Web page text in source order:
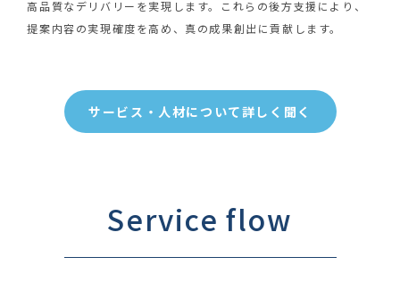
高品質なデリバリーを実現します。これらの後方支援により、
提案内容の実現確度を高め、真の成果創出に貢献します。
サービス・人材について詳しく聞く
Service flow